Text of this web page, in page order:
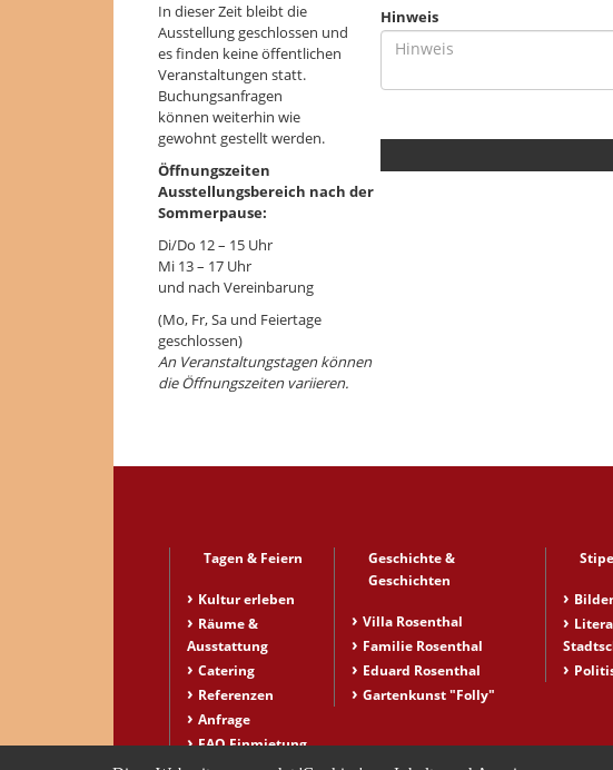
In dieser Zeit bleibt die
Ausstellung geschlossen und
es finden keine öffentlichen
Veranstaltungen statt.
Buchungsanfragen
können weiterhin wie
gewohnt gestellt werden.
Öffnungszeiten
Ausstellungsbereich nach der
Sommerpause:
Di/Do 12 – 15 Uhr
Mi 13 – 17 Uhr
und nach Vereinbarung
(Mo, Fr, Sa und Feiertage
geschlossen)
An Veranstaltungstagen können
die Öffnungszeiten variieren.
Hinweis
Tagen & Feiern
Kultur erleben
Räume &
Ausstattung
Catering
Referenzen
Anfrage
FAQ Einmietung
Geschichte &
Geschichten
Villa Rosenthal
Familie Rosenthal
Eduard Rosenthal
Gartenkunst "Folly"